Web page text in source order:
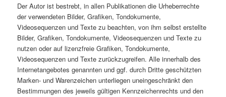
Der Autor ist bestrebt, in allen Publikationen die Urheberrechte
der verwendeten Bilder, Grafiken, Tondokumente,
Videosequenzen und Texte zu beachten, von ihm selbst erstellte
Bilder, Grafiken, Tondokumente, Videosequenzen und Texte zu
nutzen oder auf lizenzfreie Grafiken, Tondokumente,
Videosequenzen und Texte zurückzugreifen. Alle innerhalb des
Internetangebotes genannten und ggf. durch Dritte geschützten
Marken- und Warenzeichen unterliegen uneingeschränkt den
Bestimmungen des jeweils gültigen Kennzeichenrechts und den